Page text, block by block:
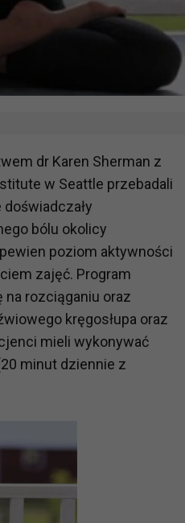
dr Karen Sherman z
w Seattle przebadali
bólu okolicy
poziom aktywności
zajęć. Program
na rozciąganiu oraz
kręgosłupa oraz
mieli wykonywać
minut dziennie z